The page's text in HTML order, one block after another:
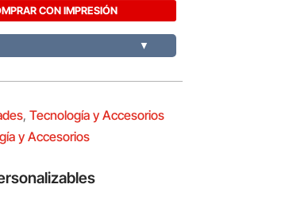
CON IMPRESIÓN
▼
, Tecnología y Accesorios
y Accesorios